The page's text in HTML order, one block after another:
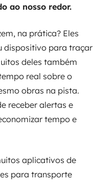
ao nosso redor.
na prática? Eles
dispositivo para traçar
deles também
real sobre o
obras na pista.
receber alertas e
tempo e
aplicativos de
para transporte